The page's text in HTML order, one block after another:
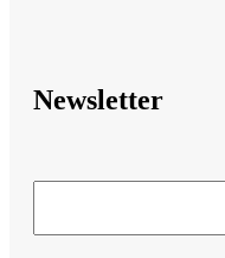
Newsletter